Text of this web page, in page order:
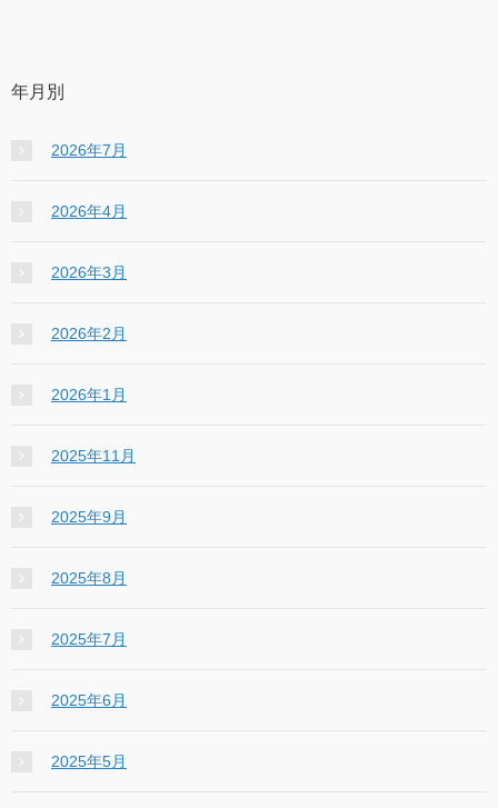
年月別
2026年7月
2026年4月
2026年3月
2026年2月
2026年1月
2025年11月
2025年9月
2025年8月
2025年7月
2025年6月
2025年5月